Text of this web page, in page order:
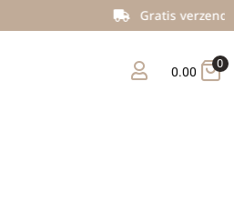
vanaf €150
0.00
0